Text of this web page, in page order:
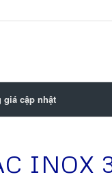
giá cập nhật
INOX